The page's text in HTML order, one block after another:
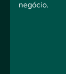
negócio.